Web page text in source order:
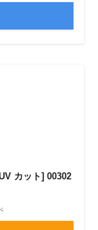
カット] 00302